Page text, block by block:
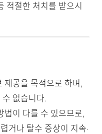
적절한 처치를 받으시
제공을 목적으로 하며,
없습니다.
법이 다를 수 있으므로,
거나 탈수 증상이 지속·